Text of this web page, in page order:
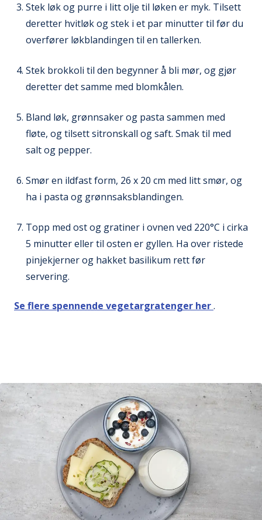
Stek løk og purre i litt olje til løken er myk. Tilsett
deretter hvitløk og stek i et par minutter til før du
overfører løkblandingen til en tallerken.
Stek brokkoli til den begynner å bli mør, og gjør
deretter det samme med blomkålen.
Bland løk, grønnsaker og pasta sammen med
fløte, og tilsett sitronskall og saft. Smak til med
salt og pepper.
Smør en ildfast form, 26 x 20 cm med litt smør, og
ha i pasta og grønnsaksblandingen.
Topp med ost og gratiner i ovnen ved 220°C i cirka
5 minutter eller til osten er gyllen. Ha over ristede
pinjekjerner og hakket basilikum rett før
servering.
Se flere spennende vegetargratenger her.